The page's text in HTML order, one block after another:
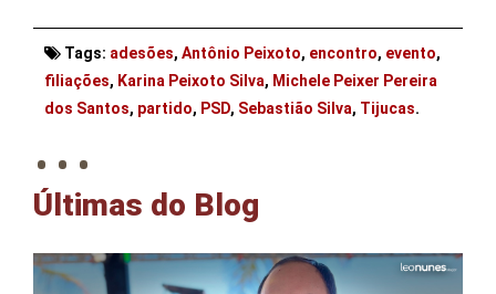
Tags: adesões, Antônio Peixoto, encontro, evento,
filiações, Karina Peixoto Silva, Michele Peixer Pereira
dos Santos, partido, PSD, Sebastião Silva, Tijucas.
. . .
Últimas do Blog